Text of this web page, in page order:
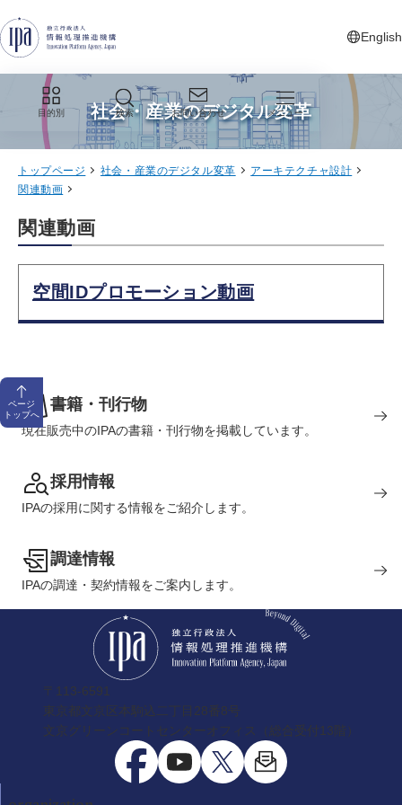
English
新しいタ
目的別 検索 お問い合わせ メニュー
社会・産業のデジタル変革
トップページ 社会・産業のデジタル変革
アーキテクチャ設計
関連動画
関連動画
空間IDプロモーション動画
ページ
トップへ
書籍・刊行物
現在販売中のIPAの書籍・刊行物を掲載しています。
採用情報
IPAの採用に関する情報をご紹介します。
調達情報
IPAの調達・契約情報をご案内します。
〒113-6591
東京都文京区本駒込二丁目28番8号
文京グリーンコートセンターオフィス（総合受付13階）